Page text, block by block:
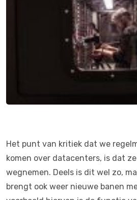
Het punt van kritiek dat we
komen over datacenters, is dat
wegnemen. Deels is dit wel zo,
brengt ook weer nieuwe banen